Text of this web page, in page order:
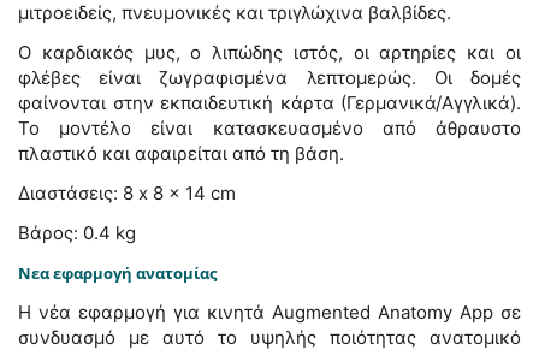
μιτροειδείς, πνευμονικές και τριγλώχινα βαλβίδες.
Ο καρδιακός μυς, ο λιπώδης ιστός, οι αρτηρίες και οι
φλέβες είναι ζωγραφισμένα λεπτομερώς. Oι δομές
φαίνονται στην εκπαιδευτική κάρτα (Γερμανικά/Αγγλικά).
Το μοντέλο είναι κατασκευασμένο από άθραυστο
πλαστικό και αφαιρείται από τη βάση.
Διαστάσεις: 8 x 8 x 14 cm
Βάρος: 0.4 kg
Νεα εφαρμογή ανατομίας
Η νέα εφαρμογή για κινητά Augmented Anatomy App σε
συνδυασμό με αυτό το υψηλής ποιότητας ανατομικό